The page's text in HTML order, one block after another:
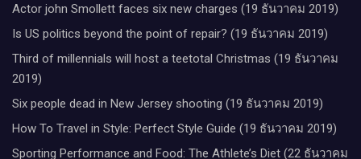
Actor john Smollett faces six new charges (19 ธันวาคม 2019)
Is US politics beyond the point of repair? (19 ธันวาคม 2019)
Third of millennials will host a teetotal Christmas (19 ธันวาคม
2019)
Six people dead in New Jersey shooting (19 ธันวาคม 2019)
How To Travel in Style: Perfect Style Guide (19 ธันวาคม 2019)
Sporting Performance and Food: The Athlete’s Diet (22 ธันวาคม